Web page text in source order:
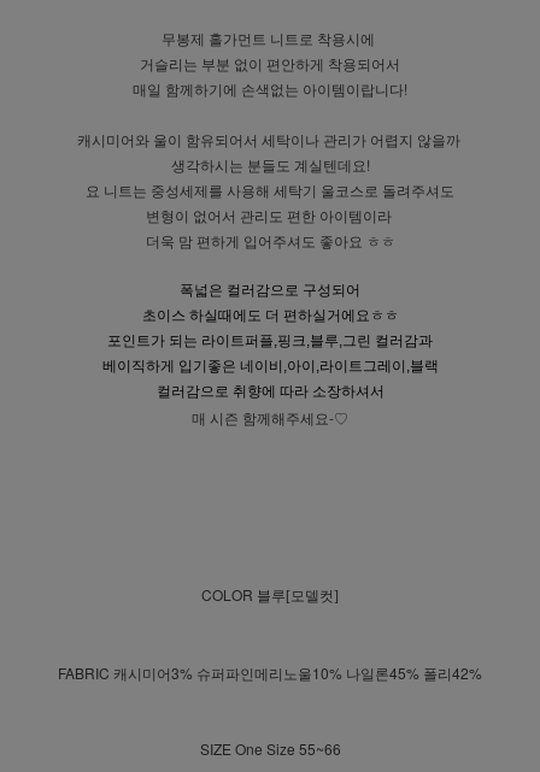
무봉제 홀가먼트 니트로 착용시에
거슬리는 부분 없이 편안하게 착용되어서
매일 함께하기에 손색없는 아이템이랍니다!
캐시미어와 울이 함유되어서 세탁이나 관리가 어렵지 않을까
생각하시는 분들도 계실텐데요!
요 니트는 중성세제를 사용해 세탁기 울코스로 돌려주셔도
변형이 없어서 관리도 편한 아이템이라
더욱 맘 편하게 입어주셔도 좋아요 ㅎㅎ
폭넓은 컬러감으로 구성되어
초이스 하실때에도 더 편하실거에요ㅎㅎ
포인트가 되는 라이트퍼플,핑크,블루,그린 컬러감과
베이직하게 입기좋은 네이비,아이,라이트그레이,블랙
컬러감으로 취향에 따라 소장하셔서
매 시즌 함께해주세요-♡
COLOR 블루[모델컷]
FABRIC 캐시미어3% 슈퍼파인메리노울10% 나일론45% 폴리42%
SIZE One Size 55~66